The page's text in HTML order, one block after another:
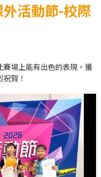
活動節-校際
場上能有出色的表現，獲
祝賀！